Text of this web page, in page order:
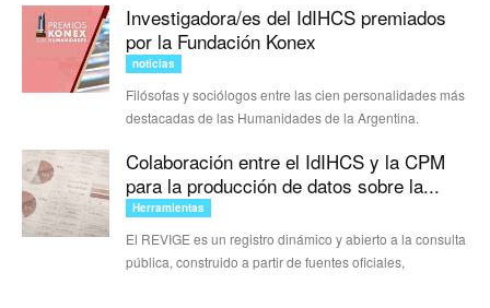
Investigadora/es del IdIHCS premiados
por la Fundación Konex
noticias
Filósofas y sociólogos entre las cien personalidades más
destacadas de las Humanidades de la Argentina.
Colaboración entre el IdIHCS y la CPM
para la producción de datos sobre la...
Herramientas
El REVIGE es un registro dinámico y abierto a la consulta
pública, construido a partir de fuentes oficiales,